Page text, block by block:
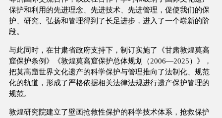
保护和利用的先进理念、先进技术、先进管理，促使我们的保
护、研究、弘扬和管理得到了长足进步，进入了一个崭新的阶
段。
与此同时，在甘肃省政府支持下，制订实施了《甘肃敦煌莫高
窟保护条例》《敦煌莫高窟保护总体规划（2006—2025）》，
把莫高窟世界文化遗产的科学保护与管理推向了法制化、规范
化的轨道，形成了严格依据相关法律法规进行遗产保护管理的
规范。
敦煌研究院建立了壁画抢救性保护的科学技术体系，抢救保护